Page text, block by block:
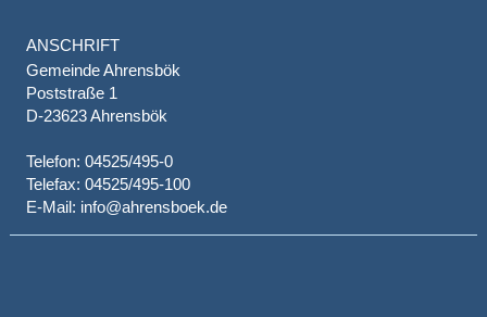
ANSCHRIFT
Gemeinde Ahrensbök
Poststraße 1
D-23623 Ahrensbök
Telefon: 04525/495-0
Telefax: 04525/495-100
E-Mail: info@ahrensboek.de